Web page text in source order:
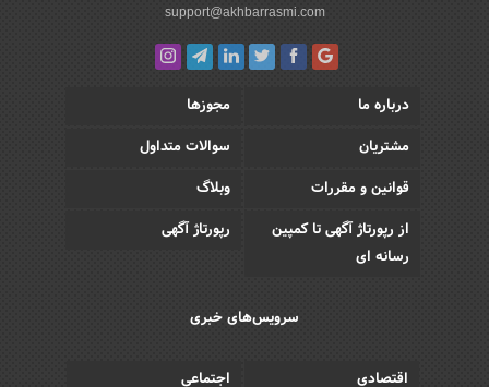
support@akhbarrasmi.com
درباره ما
مجوزها
مشتریان
سوالات متداول
قوانین و مقررات
وبلاگ
از رپورتاژ آگهی تا کمپین
رسانه ای
رپورتاژ آگهی
سرویس‌های خبری
اقتصادی
اجتماعی